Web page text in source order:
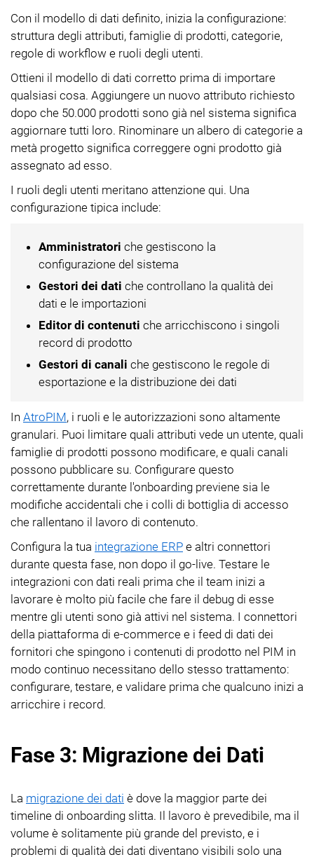
Con il modello di dati definito, inizia la configurazione:
struttura degli attributi, famiglie di prodotti, categorie,
regole di workflow e ruoli degli utenti.
Ottieni il modello di dati corretto prima di importare
qualsiasi cosa. Aggiungere un nuovo attributo richiesto
dopo che 50.000 prodotti sono già nel sistema significa
aggiornare tutti loro. Rinominare un albero di categorie a
metà progetto significa correggere ogni prodotto già
assegnato ad esso.
I ruoli degli utenti meritano attenzione qui. Una
configurazione tipica include:
Amministratori che gestiscono la
configurazione del sistema
Gestori dei dati che controllano la qualità dei
dati e le importazioni
Editor di contenuti che arricchiscono i singoli
record di prodotto
Gestori di canali che gestiscono le regole di
esportazione e la distribuzione dei dati
In AtroPIM, i ruoli e le autorizzazioni sono altamente
granulari. Puoi limitare quali attributi vede un utente, quali
famiglie di prodotti possono modificare, e quali canali
possono pubblicare su. Configurare questo
correttamente durante l'onboarding previene sia le
modifiche accidentali che i colli di bottiglia di accesso
che rallentano il lavoro di contenuto.
Configura la tua integrazione ERP e altri connettori
durante questa fase, non dopo il go-live. Testare le
integrazioni con dati reali prima che il team inizi a
lavorare è molto più facile che fare il debug di esse
mentre gli utenti sono già attivi nel sistema. I connettori
della piattaforma di e-commerce e i feed di dati dei
fornitori che spingono i contenuti di prodotto nel PIM in
modo continuo necessitano dello stesso trattamento:
configurare, testare, e validare prima che qualcuno inizi a
arricchire i record.
Fase 3: Migrazione dei Dati
La migrazione dei dati è dove la maggior parte dei
timeline di onboarding slitta. Il lavoro è prevedibile, ma il
volume è solitamente più grande del previsto, e i
problemi di qualità dei dati diventano visibili solo una